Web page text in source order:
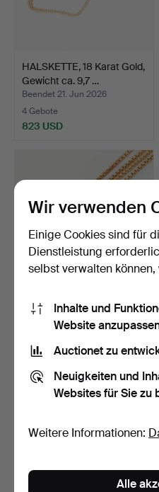
HALSKETTE, 18 Karat Gold,
Gewicht ca. 9,7 …
Beendet 21. Jun 2026
4 Gebote
823 USD
HALSKETTE, 18 Karat Gold,
Gewicht ca. 3 Gr…
Beendet 20. Jun 2026
3 Gebote
Wir verwenden
Einige Cookies sind für
Dienstleistung
selbst verwalten
Inhalte und
Website
Auctionet zu
Neuigkeiten und
Websites für Sie zu
Weitere Informationen:
Alle